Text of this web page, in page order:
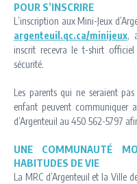
POUR S’INSCRIRE
L’inscription aux Mini-Jeux
argenteuil.qc.ca/minijeux,
inscrit recevra le t-shirt
sécurité.
Les parents qui ne seraient
enfant peuvent communiquer
d’Argenteuil au 450 562-5797
UNE COMMUNAUTÉ
HABITUDES DE VIE
La MRC d’Argenteuil et la Ville